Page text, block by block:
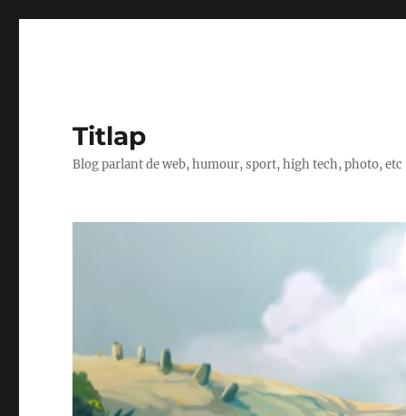
Titlap
Blog parlant de web, humour, sport, high tech, photo, etc